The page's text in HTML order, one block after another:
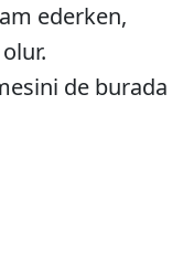
ederken,
de burada